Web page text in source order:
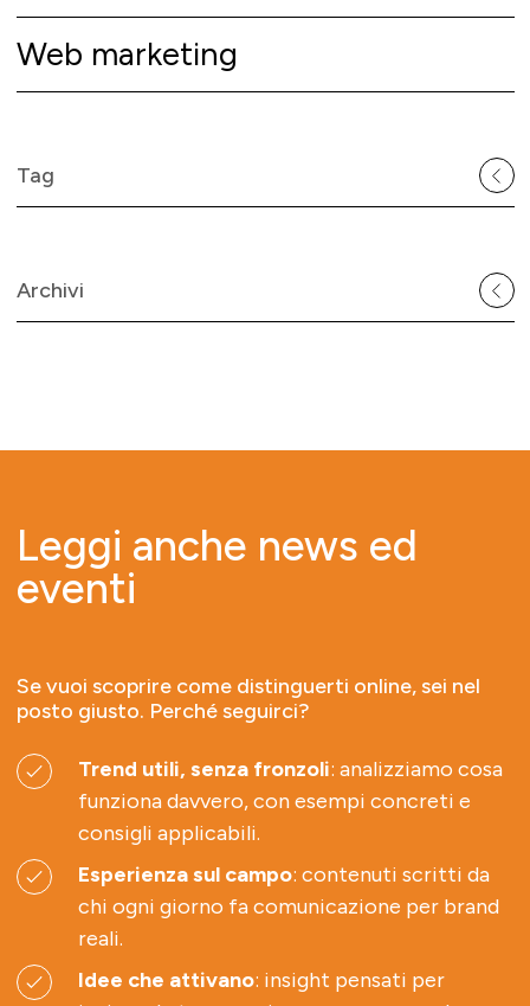
Web marketing
Tag
Archivi
Leggi anche news ed
eventi
Se vuoi scoprire come distinguerti online, sei nel
posto giusto. Perché seguirci?
Trend utili, senza fronzoli: analizziamo cosa
funziona davvero, con esempi concreti e
consigli applicabili.
Esperienza sul campo: contenuti scritti da
chi ogni giorno fa comunicazione per brand
reali.
Idee che attivano: insight pensati per